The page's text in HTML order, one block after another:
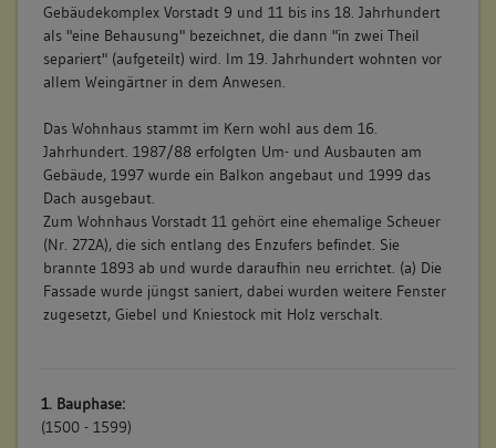
Gebäudekomplex Vorstadt 9 und 11 bis ins 18. Jahrhundert
als "eine Behausung" bezeichnet, die dann "in zwei Theil
separiert" (aufgeteilt) wird. Im 19. Jahrhundert wohnten vor
allem Weingärtner in dem Anwesen.
Das Wohnhaus stammt im Kern wohl aus dem 16.
Jahrhundert. 1987/88 erfolgten Um- und Ausbauten am
Gebäude, 1997 wurde ein Balkon angebaut und 1999 das
Dach ausgebaut.
Zum Wohnhaus Vorstadt 11 gehört eine ehemalige Scheuer
(Nr. 272A), die sich entlang des Enzufers befindet. Sie
brannte 1893 ab und wurde daraufhin neu errichtet. (a) Die
Fassade wurde jüngst saniert, dabei wurden weitere Fenster
zugesetzt, Giebel und Kniestock mit Holz verschalt.
1. Bauphase:
(1500 - 1599)